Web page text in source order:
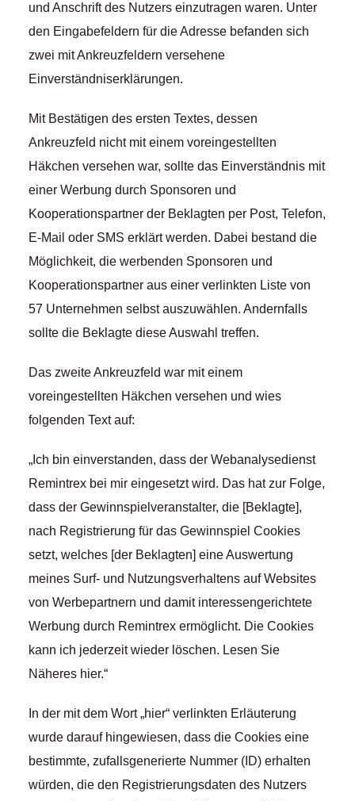
und Anschrift des Nutzers einzutragen waren. Unter
den Eingabefeldern für die Adresse befanden sich
zwei mit Ankreuzfeldern versehene
Einverständniserklärungen.
Mit Bestätigen des ersten Textes, dessen
Ankreuzfeld nicht mit einem voreingestellten
Häkchen versehen war, sollte das Einverständnis mit
einer Werbung durch Sponsoren und
Kooperationspartner der Beklagten per Post, Telefon,
E-Mail oder SMS erklärt werden. Dabei bestand die
Möglichkeit, die werbenden Sponsoren und
Kooperationspartner aus einer verlinkten Liste von
57 Unternehmen selbst auszuwählen. Andernfalls
sollte die Beklagte diese Auswahl treffen.
Das zweite Ankreuzfeld war mit einem
voreingestellten Häkchen versehen und wies
folgenden Text auf:
„Ich bin einverstanden, dass der Webanalysedienst
Remintrex bei mir eingesetzt wird. Das hat zur Folge,
dass der Gewinnspielveranstalter, die [Beklagte],
nach Registrierung für das Gewinnspiel Cookies
setzt, welches [der Beklagten] eine Auswertung
meines Surf- und Nutzungsverhaltens auf Websites
von Werbepartnern und damit interessengerichtete
Werbung durch Remintrex ermöglicht. Die Cookies
kann ich jederzeit wieder löschen. Lesen Sie
Näheres hier.“
In der mit dem Wort „hier“ verlinkten Erläuterung
wurde darauf hingewiesen, dass die Cookies eine
bestimmte, zufallsgenerierte Nummer (ID) erhalten
würden, die den Registrierungsdaten des Nutzers